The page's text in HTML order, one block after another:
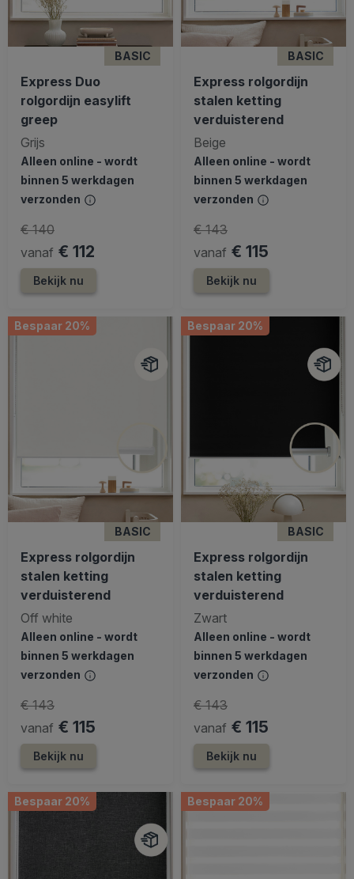
BASIC
Express Duo
rolgordijn easylift
greep
Grijs
Alleen online - wordt
binnen 5 werkdagen
verzonden
vanaf € 112
€ 140
Bekijk nu
BASIC
Express rolgordijn
stalen ketting
verduisterend
Beige
Alleen online - wordt
binnen 5 werkdagen
verzonden
vanaf € 115
€ 143
Bekijk nu
Bespaar 20%
BASIC
Express rolgordijn
stalen ketting
verduisterend
Off white
Alleen online - wordt
binnen 5 werkdagen
verzonden
vanaf € 115
€ 143
Bekijk nu
Bespaar 20%
BASIC
Express rolgordijn
stalen ketting
verduisterend
Zwart
Alleen online - wordt
binnen 5 werkdagen
verzonden
vanaf € 115
€ 143
Bekijk nu
Bespaar 20% Bespaar 20%